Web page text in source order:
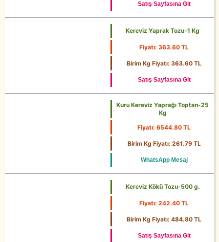
Satış Sayfasına Git
Kereviz Yaprak Tozu-1 Kg
Fiyatı: 363.60 TL
Birim Kg Fiyatı: 363.60 TL
Satış Sayfasına Git
Kuru Kereviz Yaprağı Toptan-25
Kg
Fiyatı: 6544.80 TL
Birim Kg Fiyatı: 261.79 TL
WhatsApp Mesaj
Kereviz Kökü Tozu-500 g.
Fiyatı: 242.40 TL
Birim Kg Fiyatı: 484.80 TL
Satış Sayfasına Git